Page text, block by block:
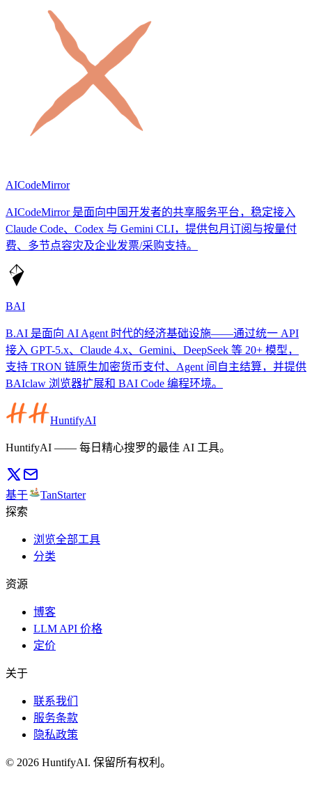
AICodeMirror
AICodeMirror 是面向中国开发者的共享服务平台，稳定接入
Claude Code、Codex 与 Gemini CLI，提供包月订阅与按量付
费、多节点容灾及企业发票/采购支持。
BAI
B.AI 是面向 AI Agent 时代的经济基础设施——通过统一 API
接入 GPT-5.x、Claude 4.x、Gemini、DeepSeek 等 20+ 模型，
支持 TRON 链原生加密货币支付、Agent 间自主结算，并提供
BAIclaw 浏览器扩展和 BAI Code 编程环境。
HuntifyAI
HuntifyAI —— 每日精心搜罗的最佳 AI 工具。
基于
TanStarter
探索
浏览全部工具
分类
资源
博客
LLM API 价格
定价
关于
联系我们
服务条款
隐私政策
© 2026 HuntifyAI. 保留所有权利。